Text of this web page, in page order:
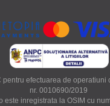
pentru efectuarea de operatiuni
nr. 0010690/2019
este inregistrata la OSIM cu